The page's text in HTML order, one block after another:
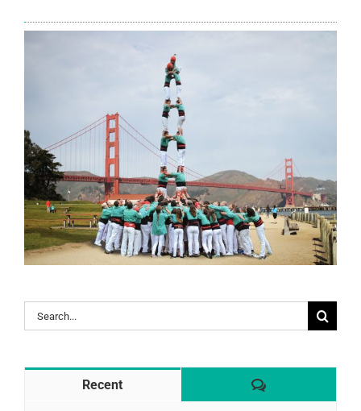
Search
for:
Recent Comentaris